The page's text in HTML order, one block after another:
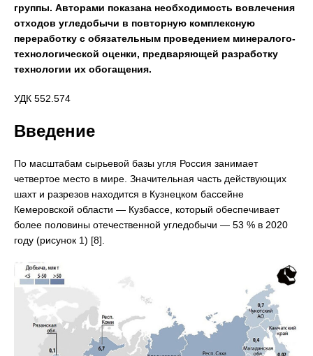
группы. Авторами показана необходимость вовлечения
отходов угледобычи в повторную комплексную
переработку с обязательным проведением минералого-
технологической оценки, предваряющей разработку
технологии их обогащения.
УДК 552.574
Введение
По масштабам сырьевой базы угля Россия занимает
четвертое место в мире. Значительная часть действующих
шахт и разрезов находится в Кузнецком бассейне
Кемеровской области — Кузбассе, который обеспечивает
более половины отечественной угледобычи — 53 % в 2020
году (рисунок 1) [8].